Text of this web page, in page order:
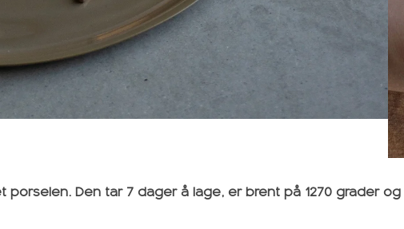
porselen. Den tar 7 dager å lage, er brent på 1270 grader